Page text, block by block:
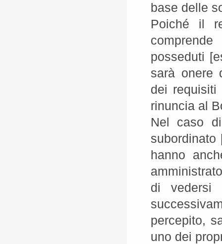
base delle
Poiché il
posseduti
sarà onere
dei requisiti
rinuncia al
Nel caso
subordinato
hanno
di vedersi
percepito,
uno dei